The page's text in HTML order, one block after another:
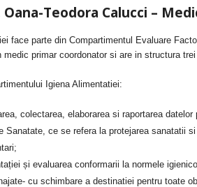
Oana-Teodora Calucci –
face parte din Compartimentul Evaluare
medic primar coordonator si are in structura
Igiena Alimentatiei:
colectarea, elaborarea si raportarea datelor
Sanatate, ce se refera la protejarea sanatatii
și evaluarea conformarii la normele
cu schimbare a destinatiei pentru toate